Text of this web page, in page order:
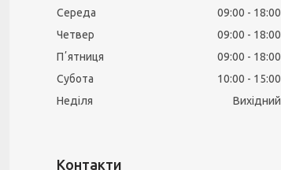
Середа
09:00
18:00
Четвер
09:00
18:00
Пʼятниця
09:00
18:00
Субота
10:00
15:00
Неділя
Вихідний